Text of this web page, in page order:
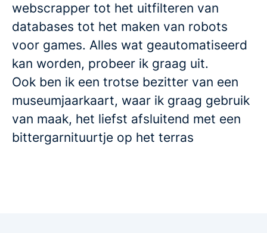
webscrapper tot het uitfilteren van
databases tot het maken van robots
voor games. Alles wat geautomatiseerd
kan worden, probeer ik graag uit.
Ook ben ik een trotse bezitter van een
museumjaarkaart, waar ik graag gebruik
van maak, het liefst afsluitend met een
bittergarnituurtje op het terras